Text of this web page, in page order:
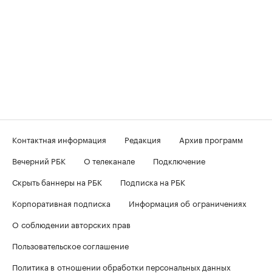
Контактная информация Редакция
Архив программ
Вечерний РБК
О телеканале
Подключение
Скрыть баннеры на РБК
Подписка на РБК
Корпоративная подписка
Информация об ограничениях
О соблюдении авторских прав
Пользовательское соглашение
Политика в отношении обработки персональных данных